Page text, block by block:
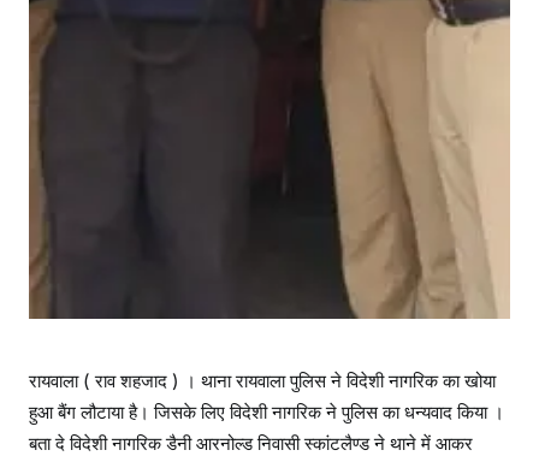
रायवाला ( राव शहजाद ) । थाना रायवाला पुलिस ने विदेशी नागरिक का खोया
हुआ बैंग लौटाया है। जिसके लिए विदेशी नागरिक ने पुलिस का धन्यवाद किया ।
बता दे विदेशी नागरिक डैनी आरनोल्ड निवासी स्कांटलैण्ड ने थाने में आकर